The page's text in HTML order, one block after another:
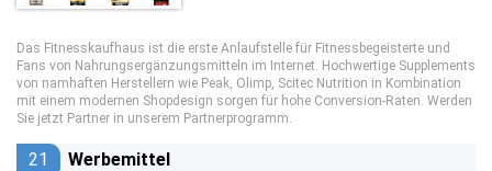
Das Fitnesskaufhaus ist die erste Anlaufstelle für Fitnessbegeisterte und
Fans von Nahrungsergänzungsmitteln im Internet. Hochwertige Supplements
von namhaften Herstellern wie Peak, Olimp, Scitec Nutrition in Kombination
mit einem modernen Shopdesign sorgen für hohe Conversion-Raten. Werden
Sie jetzt Partner in unserem Partnerprogramm.
21 Werbemittel